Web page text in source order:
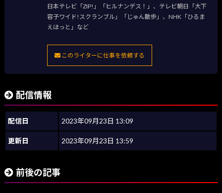
日本テレビ「ZIP!」「ヒルナンデス！」、テレビ朝日「大下
容子ワイド!スクランブル」「じゅん散歩」、NHK「ひるま
えほっと」など
このライターに仕事を依頼する
配信情報
配信日 2023年09月23日 13:09
更新日 2023年09月23日 13:59
前後の記事